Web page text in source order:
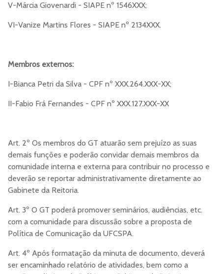
V-Márcia Giovenardi - SIAPE nº 1546XXX;
VI-Vanize Martins Flores - SIAPE nº 2134XXX.
Membros externos:
I-Bianca Petri da Silva - CPF nº XXX.264.XXX-XX;
II-Fabio Frá Fernandes - CPF nº XXX.127.XXX-XX
Art. 2º Os membros do GT atuarão sem prejuízo as suas
demais funções e poderão convidar demais membros da
comunidade interna e externa para contribuir no processo e
deverão se reportar administrativamente diretamente ao
Gabinete da Reitoria.
Art. 3º O GT poderá promover seminários, audiências, etc.
com a comunidade para discussão sobre a proposta de
Política de Comunicação da UFCSPA.
Art. 4º Após formatação da minuta de documento, deverá
ser encaminhado relatório de atividades, bem como a